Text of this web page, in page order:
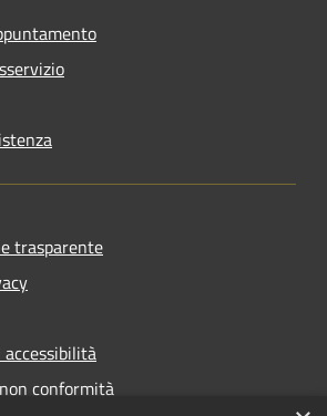
trasparente
conformità